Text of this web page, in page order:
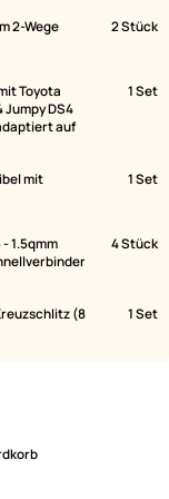
2-Wege
mit Toyota
C4 Jumpy DS4
mit
0.5 - 1.5qmm